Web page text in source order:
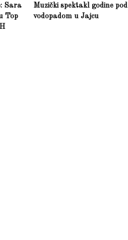
Sara
Top
Muzički spektakl godine pod
vodopadom u Jajcu